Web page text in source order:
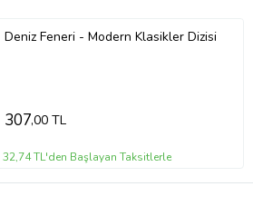
Deniz Feneri - Modern Klasikler Dizisi
307,00 TL
32,74 TL'den Başlayan Taksitlerle